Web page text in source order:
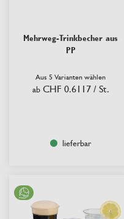
Mehrweg-Trinkbecher aus
PP
Aus 5 Varianten wählen
ab CHF 0.6117 / St.
lieferbar